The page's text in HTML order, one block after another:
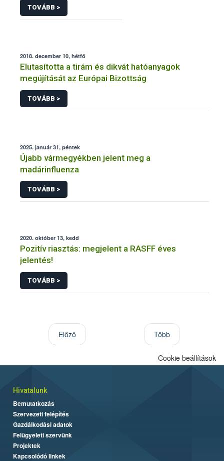
TOVÁBB >
2018. december 10, hétfő
Elutasította a tirám és dikvát hatóanyagok
megújítását az Európai Bizottság
TOVÁBB >
2025. január 31, péntek
Újabb vármegyékben jelent meg a
madárinfluenza
TOVÁBB >
2020. október 13, kedd
Pozitív riasztás: megjelent a RASFF éves
jelentés!
TOVÁBB >
Előző Több
Cookie beállítások
Hivatalunk
Bemutatkozás
Szervezeti felépítés
Gazdálkodási adatok
Felügyeleti szervünk
Projektek
Kapcsolódó linkek